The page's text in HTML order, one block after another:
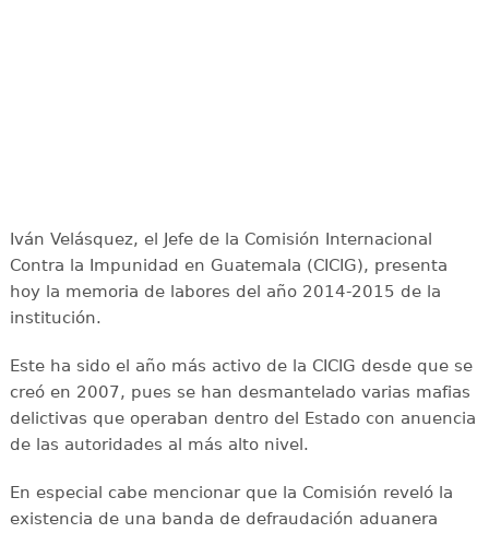
Iván Velásquez, el Jefe de la Comisión Internacional
Contra la Impunidad en Guatemala (CICIG), presenta
hoy la memoria de labores del año 2014-2015 de la
institución.
Este ha sido el año más activo de la CICIG desde que se
creó en 2007, pues se han desmantelado varias mafias
delictivas que operaban dentro del Estado con anuencia
de las autoridades al más alto nivel.
En especial cabe mencionar que la Comisión reveló la
existencia de una banda de defraudación aduanera